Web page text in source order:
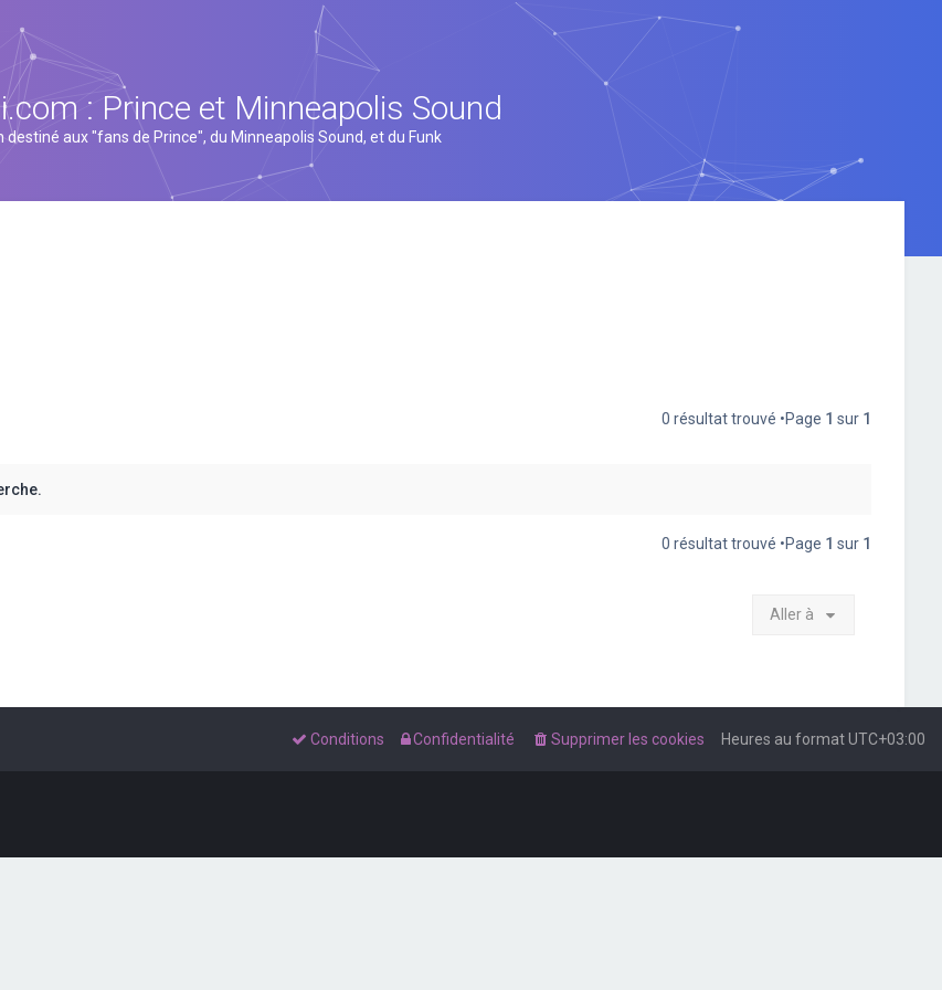
: Prince et Minneapolis Sound
destiné aux "fans de Prince", du Minneapolis Sound, et du Funk
0 résultat trouvé •Page 1 sur 1
0 résultat trouvé •Page 1 sur 1
Aller à
Heures au formatUTC+03:00
Supprimer les cookies
Confidentialité
Conditions